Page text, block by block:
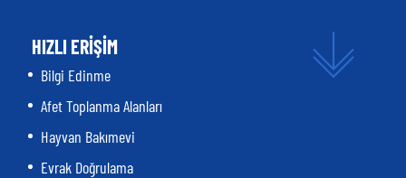
HIZLI ERİŞİM
Bilgi Edinme
Afet Toplanma Alanları
Hayvan Bakımevi
Evrak Doğrulama